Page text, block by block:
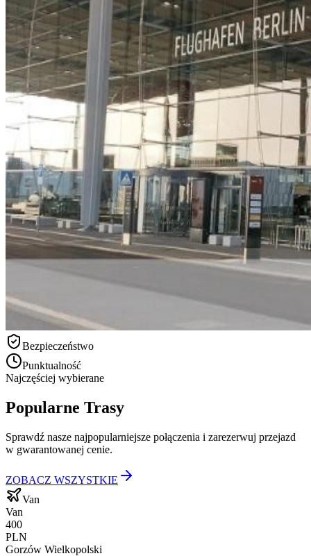
Bezpieczeństwo
Punktualność
Najczęściej wybierane
Popularne Trasy
Sprawdź nasze najpopularniejsze połączenia i zarezerwuj przejazd
w gwarantowanej cenie.
ZOBACZ WSZYSTKIE
Van
Van
400
PLN
Gorzów Wielkopolski